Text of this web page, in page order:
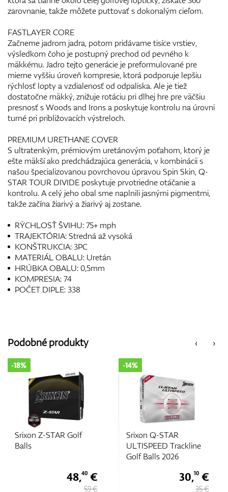
zarovnanie, takže môžete puttovať s dokonalým cieľom.
FASTLAYER CORE
Začneme jadrom jadra, potom pridávame tisíce vrstiev,
výsledkom čoho je postupný prechod od pevného k
mäkkému. Jadro tejto generácie je preformulované pre
mierne vyššiu úroveň kompresie, ktorá podporuje lepšiu
rýchlosť lopty a vzdialenosť od odpaliska. Ale je tiež
dostatočne mäkký, znižuje rotáciu pri dlhej hre pre väčšiu
presnosť s Woods and Irons a poskytuje kontrolu na úrovni
turné pri približovacích výstreloch.
PREMIUM URETHANE COVER
S ultratenkým, prémiovým uretánovým poťahom, ktorý je
ešte mäkší ako predchádzajúca generácia, v kombinácii s
našou špecializovanou povrchovou úpravou Spin Skin, Q-
STAR TOUR DIVIDE poskytuje prvotriedne otáčanie a
kontrolu. A celý jeho obal sme naplnili jasnými pigmentmi,
takže začína žiarivý a žiarivý aj zostane.
RÝCHLOSŤ ŠVIHU: 75+ mph
TRAJEKTÓRIA: Stredná až vysoká
KONŠTRUKCIA: 3PC
MATERIÁL OBALU: Uretán
HRÚBKA OBALU: 0,5mm
KOMPRESIA: 74
POČET DIPLE: 338
‹
Podobné produkty ›
Srixon Q-STAR
Srixon Q-Star Tour
Divide 2 Golf Balls